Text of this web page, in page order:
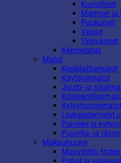
Kuviolliset
Marmori ja
Puukuosit
Velour
Yksiväriset
Keinonahat
Matot
Keskilattiamatot
Käytävämatot
Juutti- ja
Liukuestematot
Parveke ja
Puuvilla- ja
Makuuhuone
Muovitettu
Patjat ja